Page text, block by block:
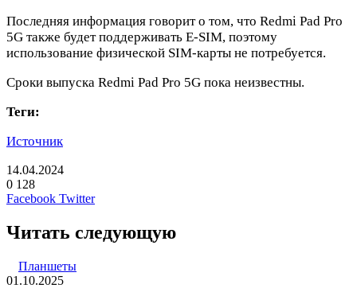
Последняя информация говорит о том, что Redmi Pad Pro
5G также будет поддерживать E-SIM, поэтому
использование физической SIM-карты не потребуется.
Сроки выпуска Redmi Pad Pro 5G пока неизвестны.
Теги:
Источник
14.04.2024
0 128
Facebook TwitterLinkedIn
Pinterest
Вконтакте
Одноклассники
Skype
WhatsApp
Telegram
Viber
Читать следующую
Планшеты
01.10.2025